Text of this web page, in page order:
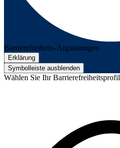
Barrierefreiheits-Anpassungen
Erklärung
Symbolleiste ausblenden
Wählen Sie Ihr Barrierefreiheitsprofil